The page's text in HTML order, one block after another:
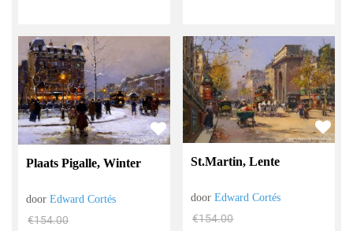
Plaats Pigalle, Winter
doorEdward Cortés
€154.00
St.Martin, Lente
doorEdward Cortés
€154.00